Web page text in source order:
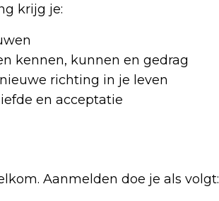
krijg je:
kennen, kunnen en gedrag
richting in je leven
en acceptatie
Aanmelden doe je als volgt: